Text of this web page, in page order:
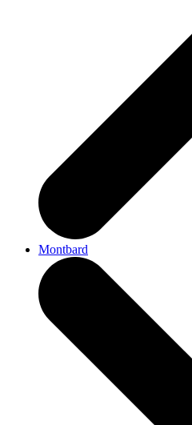
Montbard